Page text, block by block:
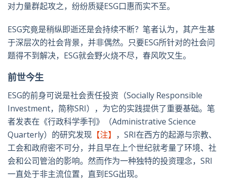
对力量群起攻之，纷纷质疑ESG口惠而实不至。
ESG究竟是稍纵即逝还是会持续不断？笔者认为，其产生基
于深层次的社会背景，并非偶然。只要ESG所针对的社会问
题得不到解决，ESG就会野火烧不尽，春风吹又生。
前世今生
ESG的前身可说是社会责任投资（Socially Responsible
Investment，简称SRI），为它的实践提供了重要基础。笔
者发表在《行政科学季刊》（Administrative Science
Quarterly）的研究发现 【注】 ，SRI在西方的起源与宗教、
工会和政府密不可分，并且早在上个世纪就考量了环境、社
会和公司管治的影响。然而作为一种独特的投资理念，SRI
一直处于非主流位置，直到ESG出现。